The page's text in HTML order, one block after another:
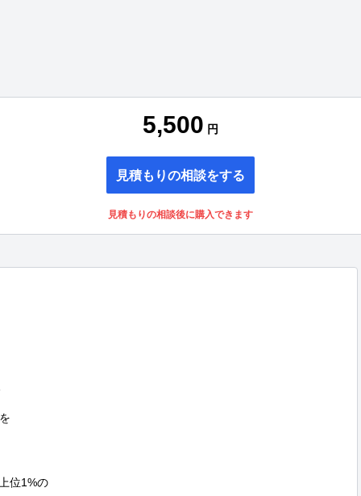
5,500 円
見積もりの相談をする
見積もりの相談後に購入できます
位1%の